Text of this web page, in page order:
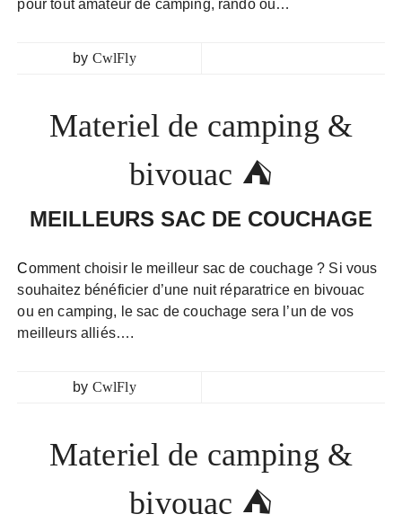
pour tout amateur de camping, rando ou…
by CwlFly
Materiel de camping &
bivouac ⛺
MEILLEURS SAC DE COUCHAGE
Comment choisir le meilleur sac de couchage ? Si vous
souhaitez bénéficier d’une nuit réparatrice en bivouac
ou en camping, le sac de couchage sera l’un de vos
meilleurs alliés….
by CwlFly
Materiel de camping &
bivouac ⛺